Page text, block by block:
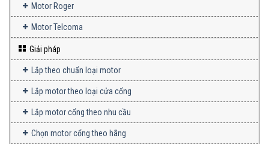
Motor Roger
Motor Telcoma
Giải pháp
Lắp theo chuẩn loại motor
Lắp motor theo loại cửa cổng
Lắp motor cổng theo nhu cầu
Chọn motor cổng theo hãng